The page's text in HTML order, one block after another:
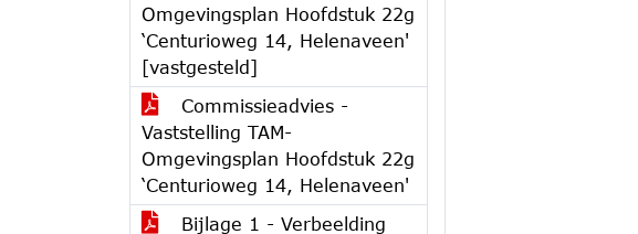
Omgevingsplan Hoofdstuk 22g
‘Centurioweg 14, Helenaveen'
[vastgesteld]
Commissieadvies -
Vaststelling TAM-
Omgevingsplan Hoofdstuk 22g
‘Centurioweg 14, Helenaveen'
Bijlage 1 - Verbeelding